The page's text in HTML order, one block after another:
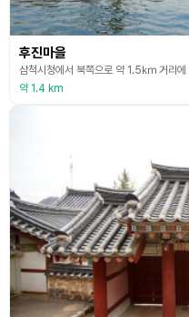
후진마을
약 1.4 km